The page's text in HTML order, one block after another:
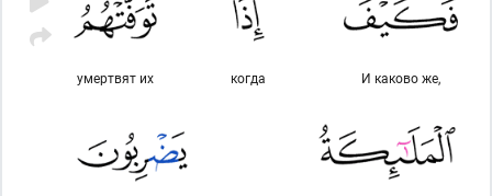
И каково же,
когда
умертвят их